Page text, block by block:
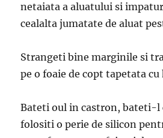
netaiata a aluatului si
cealalta jumatate de aluat
Strangeti bine marginile si
pe o foaie de copt tapetata
Bateti oul in castron, bateti-l
folositi o perie de silicon